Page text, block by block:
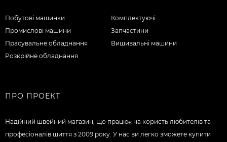
Побутові машинки
Промислові машини
Прасувальне обладнання
Розкрійне обладнання
Комплектуючі
Запчастини
Вишивальні машини
ПРО ПРОЕКТ
Надійний швейний магазин, що працює на користь любителів та
професіоналів шиття з 2009 року. У нас ви легко зможете купити